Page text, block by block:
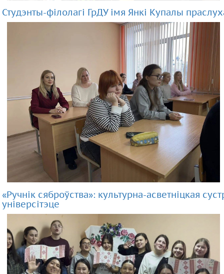
Студэнты-філолагі ГрДУ імя Янкі Купалы
«Ручнік сяброўства»: культурна-асветніцкая
універсітэце